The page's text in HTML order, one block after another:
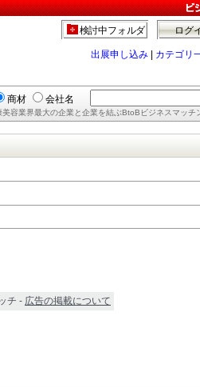
ログ
検討中フォルダ
出展申し込み カテゴリ
商材 会社名
美容業界最大の企業と企業を結ぶBtoBビジネスマッチ
チ - 広告の掲載について